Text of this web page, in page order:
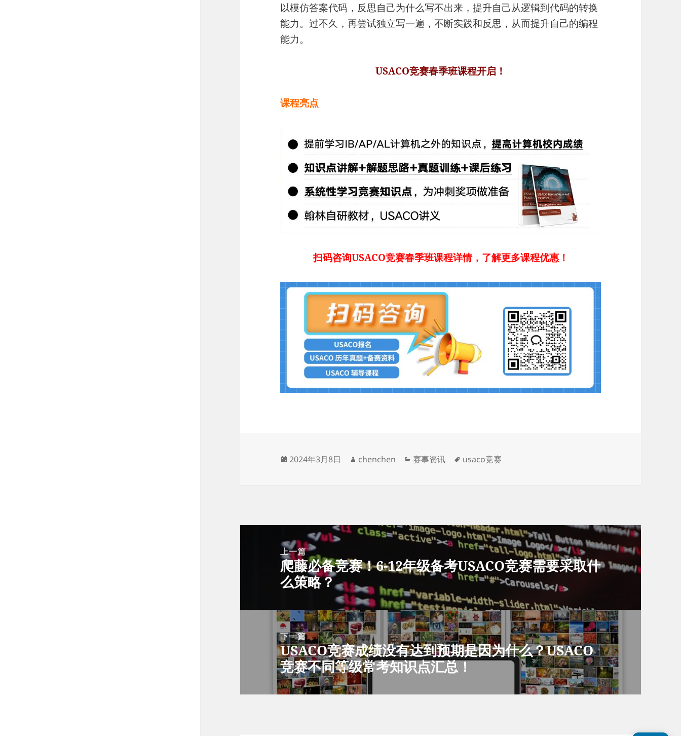
以模仿答案代码，反思自己为什么写不出来，提升自己从逻辑到代码的转换
能力。过不久，再尝试独立写一遍，不断实践和反思，从而提升自己的编程
能力。
USACO竞赛春季班课程开启！
课程亮点
扫码咨询USACO竞赛春季班课程详情，了解更多课程优惠！
发
2024年3月8日
作
chenchen
分
赛事资讯
标
usaco竞赛
上一篇
上
篇
章：
爬藤必备竞赛！6-12年级备考USACO竞赛需要采取什
么策略？
下一篇
下
篇
文
章：
USACO竞赛成绩没有达到预期是因为什么？USACO
竞赛不同等级常考知识点汇总！